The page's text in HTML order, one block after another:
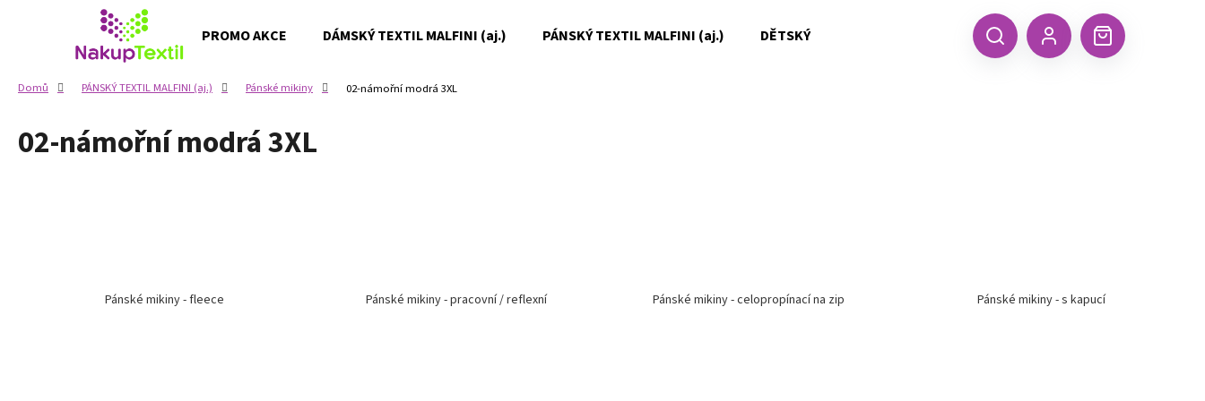
PROMO AKCE DÁMSKÝ TEXTIL MALFINI (aj.) PÁNSKÝ TEXTIL MALFINI (aj.) DĚTSKÝ TEXTIL MALFINI (aj.) ČEPICE, KŠILTOVKY, ŠÁTKY A
Hledat Nákupní
Domů PÁNSKÝ TEXTIL MALFINI (aj.) Pánské mikiny 02-námořní modrá 3XL
02-námořní modrá 3XL
Pánské mikiny - fleece Pánské mikiny - pracovní / reflexní Pánské mikiny - celopropínací na zip Pánské mikiny - s kapucí
Zpět
obchodu
Zpět
obchodu
Co potřebujete najít?